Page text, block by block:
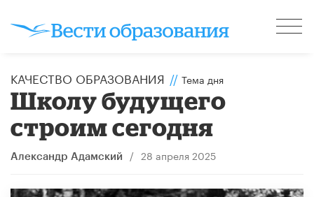
КАЧЕСТВО ОБРАЗОВАНИЯ // Тема дня
Школу будущего
строим сегодня
Александр Адамский / 28 апреля 2025